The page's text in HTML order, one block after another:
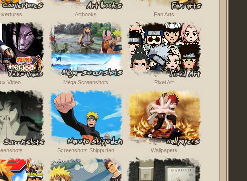
Artbooks Fan Arts
Video Méga Screenshots Pixel Art
Screenshots Shippuden Wallpapers